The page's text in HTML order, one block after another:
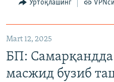
Ўртоқлашинг
Mart 12, 2025
БП:
масжид бузиб